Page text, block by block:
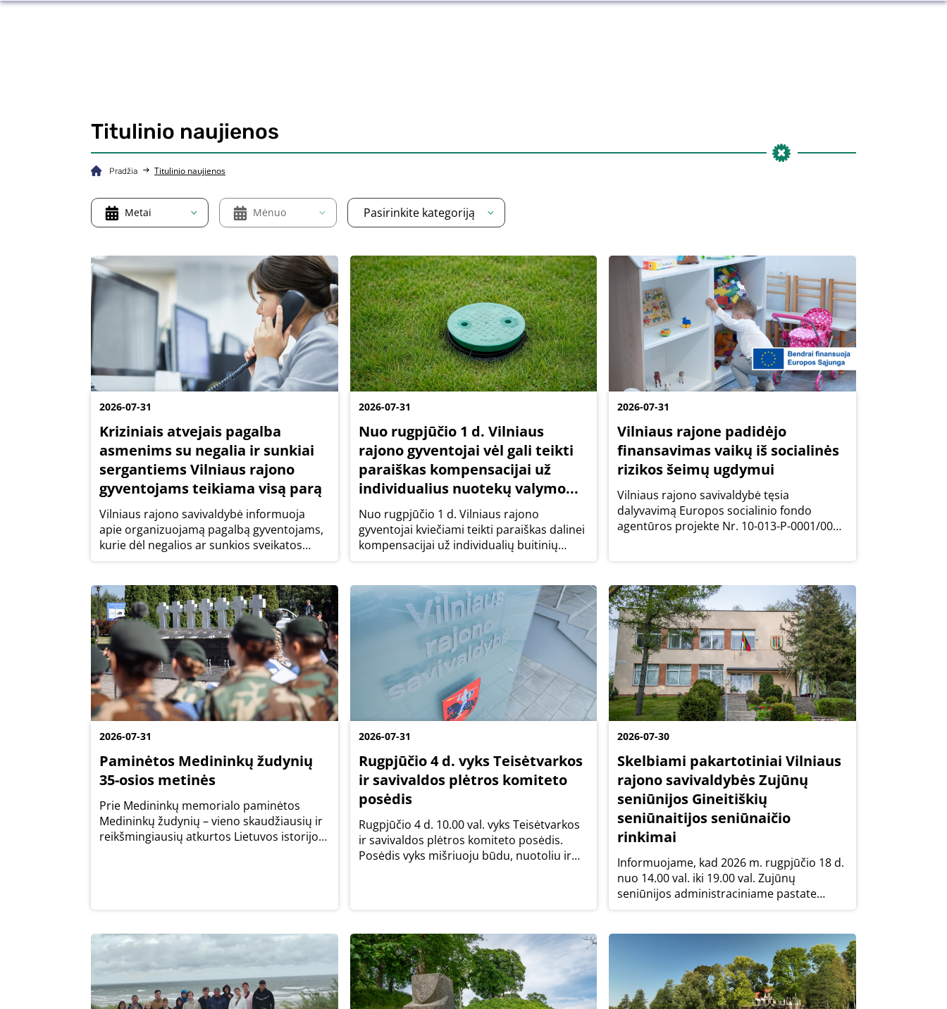
Titulinio naujienos
Pradžia Titulinio naujienos
Metai Mėnuo Pasirinkite kategoriją
2026-07-31
Kriziniais atvejais pagalba
asmenims su negalia ir sunkiai
sergantiems Vilniaus rajono
gyventojams teikiama visą parą
Vilniaus rajono savivaldybė informuoja
apie organizuojamą pagalbą gyventojams,
kurie dėl negalios ar sunkios sveikatos
būklės kriziniais atvejais negali likti
žmogaus likusiems rajono gyventojams
reikiama...
2026-07-31
Nuo rugpjūčio 1 d. Vilniaus
rajono gyventojai vėl gali teikti
paraiškas kompensacijai už
individualius nuotekų valymo...
Nuo rugpjūčio 1 d. Vilniaus rajono
gyventojai kviečiami teikti paraiškas dalinei
kompensacijai už individualių buitinių
nuotekų valymo įrenginių įsigijimą ir
programą, skirtą gyventojams, kurie neturi
galimybės...
2026-07-31
Vilniaus rajone padidėjo
finansavimas vaikų iš socialinės
rizikos šeimų ugdymui
Vilniaus rajono savivaldybė tęsia
dalyvavimą Europos socialinio fondo
agentūros projekte Nr. 10-013-P-0001/004
visuomenės...
2026-07-31
Paminėtos Medininkų žudynių
35-osios metinės
Prie Medininkų memorialo paminėtos
Medininkų žudynių – vieno skaudžiausių ir
reikšmingiausių atkurtos Lietuvos istorijos
2026-07-31
Rugpjūčio 4 d. vyks Teisėtvarkos
ir savivaldos plėtros komiteto
posėdis
Rugpjūčio 4 d. 10.00 val. vyks Teisėtvarkos
ir savivaldos plėtros komiteto posėdis.
Posėdis vyks mišriuoju būdu, nuotoliu ir
2026-07-30
Skelbiami pakartotiniai Vilniaus
rajono savivaldybės Zujūnų
seniūnijos Gineitiškių
seniūnaitijos seniūnaičio
rinkimai
Informuojame, kad 2026 m. rugpjūčio 18 d.
nuo 14.00 val. iki 19.00 val. Zujūnų
seniūnijos administraciniame pastate
(Buivydiškių g. 3, Zujūnų mstl., Vilniaus r.)